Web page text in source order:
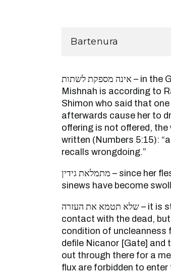
Bartenura
אינה מספקת לשתות – in the Gemara (Tractate Sotah 20b), that our
Mishnah is according to
Shimon who said that
afterwards cause her to
offering is not offered,
written (Numbers 5:15):
recalls wrongdoing.”
מתמלאת גידין – since her flesh blows up, she appears like her
sinews have become
שלא תטמא את העזרה – it is stated not from defilement from
contact with the dead,
condition of uncleanness
defile Nicanor [Gate] and
out through there for a
flux are forbidden to